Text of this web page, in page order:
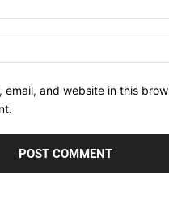
email, and website in this